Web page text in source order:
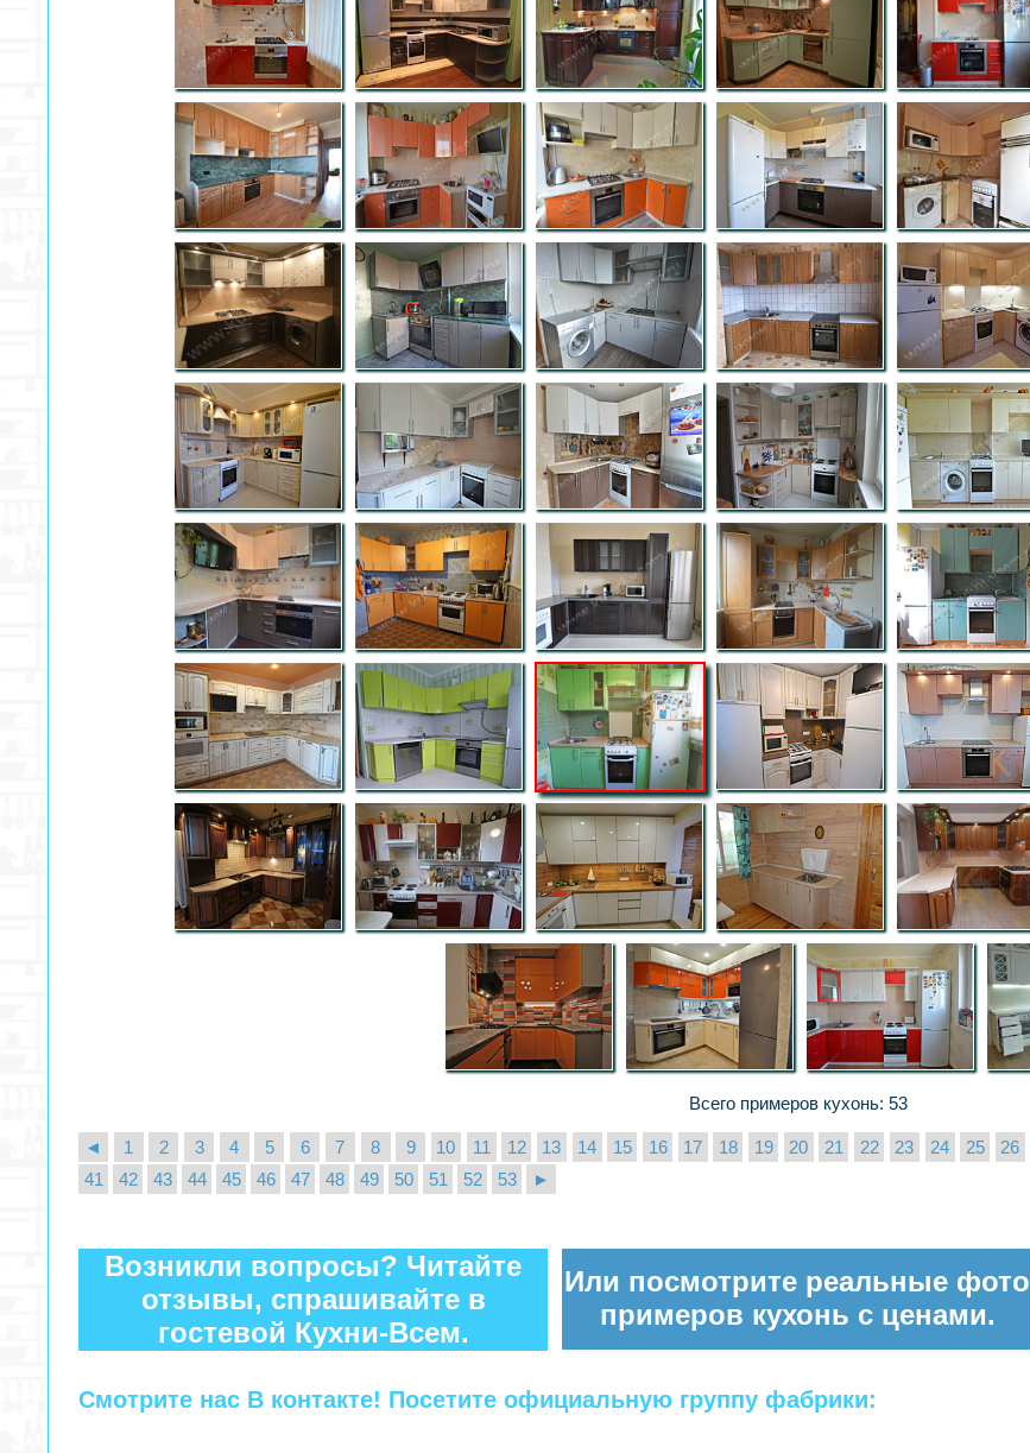
Всего примеров кухонь: 53
◄ 1 2 3 4 5 6 7 8 9 10 11 12 13 14 15 16 17 18 19 20 21 22 23 24 25 26
41
42 43 44 45 46 47 48 49 50 51 52 53 ►
Возникли вопросы? Читайте
отзывы, спрашивайте в
гостевой Кухни-Всем.
Или посмотрите реальные фото
примеров кухонь с ценами.
Смотрите нас В контакте! Посетите официальную группу фабрики: